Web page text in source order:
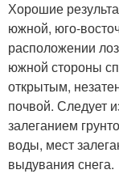
Хорошие
южной, юго-
расположении
южной стороны
открытым,
почвой. Следует
залеганием
воды, мест
выдувания снега.